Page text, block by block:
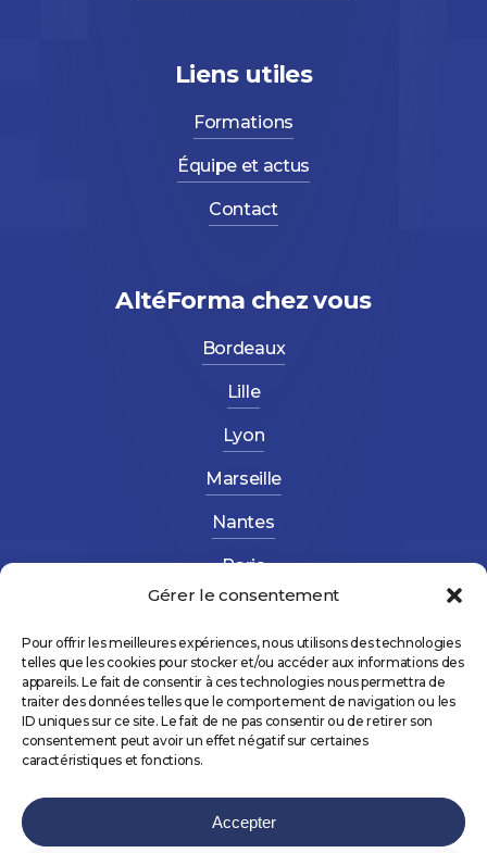
Gérer le consentement
Pour offrir les meilleures expériences, nous utilisons des technologies
telles que les cookies pour stocker et/ou accéder aux informations des
appareils. Le fait de consentir à ces technologies nous permettra de
traiter des données telles que le comportement de navigation ou les
ID uniques sur ce site. Le fait de ne pas consentir ou de retirer son
consentement peut avoir un effet négatif sur certaines
caractéristiques et fonctions.
Accepter
Liens utiles
Formations
Équipe et actus
Contact
AltéForma chez vous
Bordeaux
Lille
Lyon
Marseille
Nantes
Paris
©2026AltéForma – Réalisé avec 💛 par
PROD&Agence Gus